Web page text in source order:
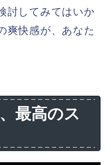
討してみてはいか
爽快感が、あなた
最高のス